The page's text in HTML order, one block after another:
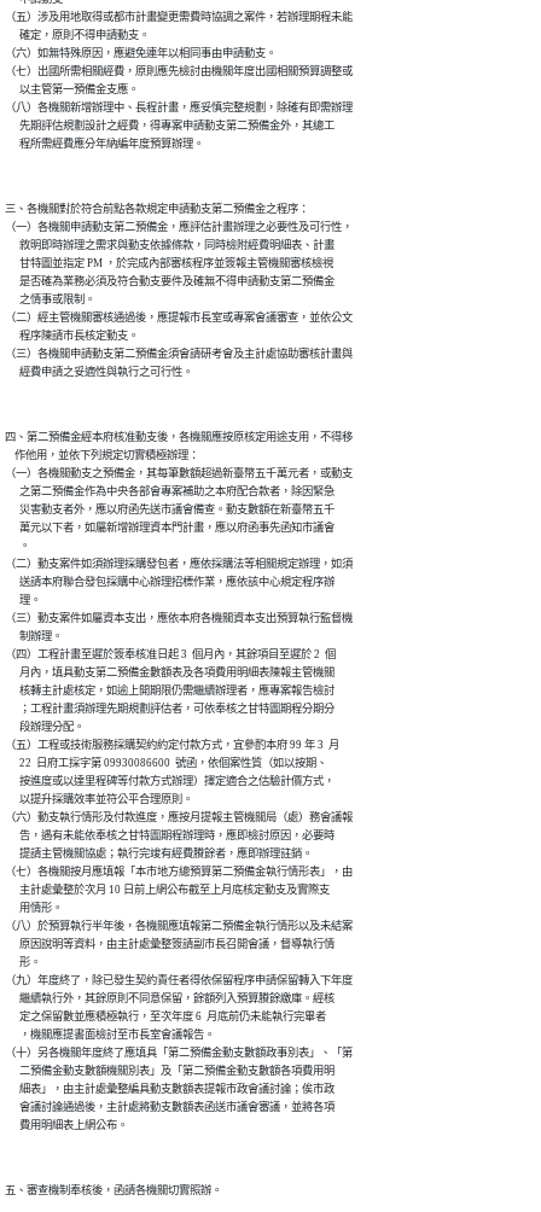
（五）涉及用地取得或都市計畫變更需費時協調之案件，若辦理期程未能
      確定，原則不得申請動支。
（六）如無特殊原因，應避免連年以相同事由申請動支。
（七）出國所需相關經費，原則應先檢討由機關年度出國相關預算調整或
      以主管第一預備金支應。
（八）各機關新增辦理中、長程計畫，應妥慎完整規劃，除確有即需辦理
      先期評估規劃設計之經費，得專案申請動支第二預備金外，其總工
      程所需經費應分年納編年度預算辦理。
三、各機關對於符合前點各款規定申請動支第二預備金之程序：
（一）各機關申請動支第二預備金，應評估計畫辦理之必要性及可行性，
      敘明即時辦理之需求與動支依據條款，同時檢附經費明細表、計畫
      甘特圖並指定 PM ，於完成內部審核程序並簽報主管機關審核檢視
      是否確為業務必須及符合動支要件及確無不得申請動支第二預備金
      之情事或限制。
（二）經主管機關審核通過後，應提報市長室或專案會議審查，並依公文
      程序陳請市長核定動支。
（三）各機關申請動支第二預備金須會請研考會及主計處協助審核計畫與
      經費申請之妥適性與執行之可行性。
四、第二預備金經本府核准動支後，各機關應按原核定用途支用，不得移
    作他用，並依下列規定切實積極辦理：
（一）各機關動支之預備金，其每筆數額超過新臺幣五千萬元者，或動支
      之第二預備金作為中央各部會專案補助之本府配合款者，除因緊急
      災害動支者外，應以府函先送市議會備查。動支數額在新臺幣五千
      萬元以下者，如屬新增辦理資本門計畫，應以府函事先函知市議會
      。
（二）動支案件如須辦理採購發包者，應依採購法等相關規定辦理，如須
      送請本府聯合發包採購中心辦理招標作業，應依該中心規定程序辦
      理。
（三）動支案件如屬資本支出，應依本府各機關資本支出預算執行監督機
      制辦理。
（四）工程計畫至遲於簽奉核准日起 3  個月內，其餘項目至遲於 2  個
      月內，填具動支第二預備金數額表及各項費用明細表陳報主管機關
      核轉主計處核定，如逾上開期限仍需繼續辦理者，應專案報告檢討
      ；工程計畫須辦理先期規劃評估者，可依奉核之甘特圖期程分期分
      段辦理分配。
（五）工程或技術服務採購契約約定付款方式，宜參酌本府 99 年 3  月
      22  日府工採字第 09930086600  號函，依個案性質（如以按期、
      按進度或以達里程碑等付款方式辦理）擇定適合之估驗計價方式，
      以提升採購效率並符公平合理原則。
（六）動支執行情形及付款進度，應按月提報主管機關局（處）務會議報
      告，遇有未能依奉核之甘特圖期程辦理時，應即檢討原因，必要時
      提請主管機關協處；執行完竣有經費賸餘者，應即辦理註銷。
（七）各機關按月應填報「本市地方總預算第二預備金執行情形表」，由
      主計處彙整於次月 10 日前上網公布截至上月底核定動支及實際支
      用情形。
（八）於預算執行半年後，各機關應填報第二預備金執行情形以及未結案
      原因說明等資料，由主計處彙整簽請副市長召開會議，督導執行情
      形。
（九）年度終了，除已發生契約責任者得依保留程序申請保留轉入下年度
      繼續執行外，其餘原則不同意保留，餘額列入預算賸餘繳庫。經核
      定之保留數並應積極執行，至次年度 6  月底前仍未能執行完畢者
      ，機關應提書面檢討至市長室會議報告。
（十）另各機關年度終了應填具「第二預備金動支數額政事別表」、「第
      二預備金動支數額機關別表」及「第二預備金動支數額各項費用明
      細表」，由主計處彙整編具動支數額表提報市政會議討論；俟市政
      會議討論通過後，主計處將動支數額表函送市議會審議，並將各項
      費用明細表上網公布。
五、審查機制奉核後，函請各機關切實照辦。